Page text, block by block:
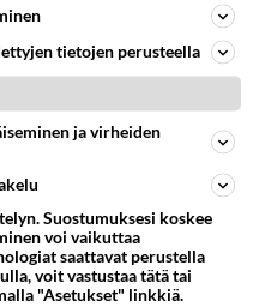
puhelu! Kiitos
pitää muita
kohta, eikä syyttää
tietojen perusteella
ja virheiden
Suostumuksesi koskee
voi vaikuttaa
saattavat perustella
voit vastustaa tätä tai
"Asetukset" linkkiä.